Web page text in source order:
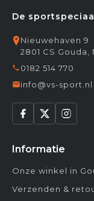
De
Nieuwehaven 9
2801 CS
0182 514 770
info@vs-sport.nl
Informatie
Onze winkel in
Verzenden &